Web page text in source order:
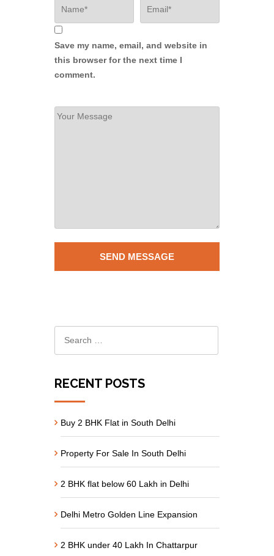
Save my name, email, and website in
this browser for the next time I
comment.
RECENT POSTS
Buy 2 BHK Flat in South Delhi
Property For Sale In South Delhi
2 BHK flat below 60 Lakh in Delhi
Delhi Metro Golden Line Expansion
2 BHK under 40 Lakh In Chattarpur